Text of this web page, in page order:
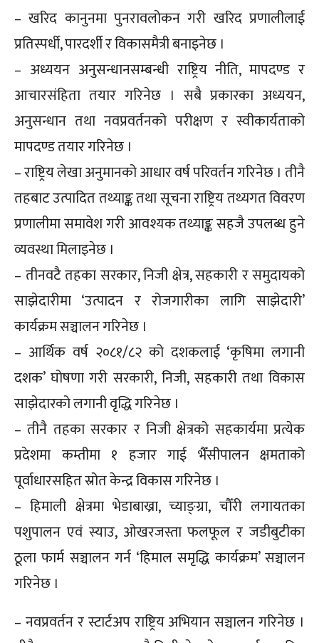
– खरिद कानुनमा पुनरावलोकन गरी खरिद प्रणालीलाई
प्रतिस्पर्धी, पारदर्शी र विकासमैत्री बनाइनेछ ।
– अध्ययन अनुसन्धानसम्बन्धी राष्ट्रिय नीति, मापदण्ड र
आचारसंहिता तयार गरिनेछ । सबै प्रकारका अध्ययन,
अनुसन्धान तथा नवप्रवर्तनको परीक्षण र स्वीकार्यताको
मापदण्ड तयार गरिनेछ ।
– राष्ट्रिय लेखा अनुमानको आधार वर्ष परिवर्तन गरिनेछ । तीनै
तहबाट उत्पादित तथ्याङ्क तथा सूचना राष्ट्रिय तथ्यगत विवरण
प्रणालीमा समावेश गरी आवश्यक तथ्याङ्क सहजै उपलब्ध हुने
व्यवस्था मिलाइनेछ ।
– तीनवटै तहका सरकार, निजी क्षेत्र, सहकारी र समुदायको
साझेदारीमा ‘उत्पादन र रोजगारीका लागि साझेदारी’
कार्यक्रम सञ्चालन गरिनेछ ।
– आर्थिक वर्ष २०८१/८२ को दशकलाई ‘कृषिमा लगानी
दशक’ घोषणा गरी सरकारी, निजी, सहकारी तथा विकास
साझेदारको लगानी वृद्धि गरिनेछ ।
– तीनै तहका सरकार र निजी क्षेत्रको सहकार्यमा प्रत्येक
प्रदेशमा कम्तीमा १ हजार गाई भैँसीपालन क्षमताको
पूर्वाधारसहित स्रोत केन्द्र विकास गरिनेछ ।
– हिमाली क्षेत्रमा भेडाबाख्रा, च्याङ्ग्रा, चौँरी लगायतका
पशुपालन एवं स्याउ, ओखरजस्ता फलफूल र जडीबुटीका
ठूला फार्म सञ्चालन गर्न ‘हिमाल समृद्धि कार्यक्रम’ सञ्चालन
गरिनेछ ।
– नवप्रवर्तन र स्टार्टअप राष्ट्रिय अभियान सञ्चालन गरिनेछ ।